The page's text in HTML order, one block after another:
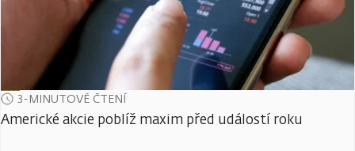
3-MINUTOVÉ ČTENÍ
Americké akcie poblíž maxim před událostí roku